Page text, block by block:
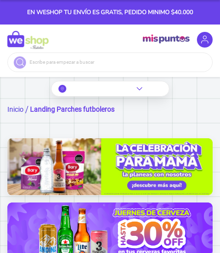
EN WESHOP TU ENVÍO ES GRATIS, PEDIDO MINIMO $40.000
Buscar
Inicio Landing Parches futboleros